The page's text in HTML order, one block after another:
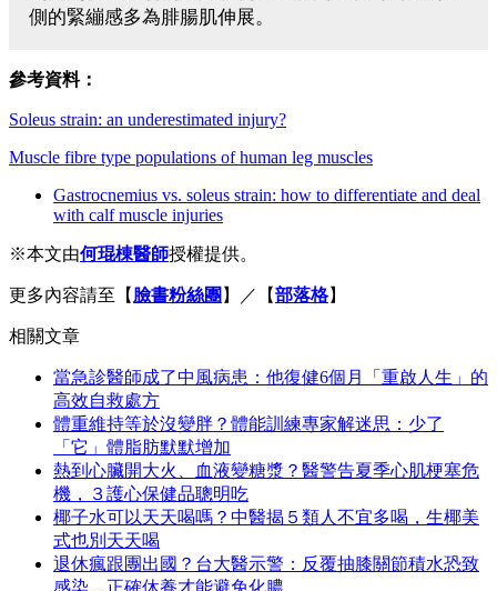
被鞭打到的感覺，常合併較嚴重的腫脹與疼痛。
只跨過踝關節，主要負責姿勢控制，受傷症狀常常比
較不明顯，通常是跑步或運動才會引發症狀。
小腿的上半部
腓骨和脛骨上，比目魚肌的近端部分位置較深，一般人比較少
受傷，主要受傷的原因是累積性受傷，會發生在
人運動員
才痛），容易受傷的位置是近端肌腱交接處（兩條腱膜）及包
覆肌肉的筋膜層，另外也可能與腿部血栓性靜脈炎相關，需要
特別注意。
小腿的下半部
比目魚肌的中央肌腱與腓腸肌肌腱一起形成跟腱（阿基里斯
腱），嚴重的受傷容易同時合併腓腸肌受傷，透過超音波檢查
可以清楚的診斷遠端1／3病變，如果是這個部位的損傷通常會
立即產生疼痛和明顯的活動限制，與腓腸肌受傷的症狀相似。